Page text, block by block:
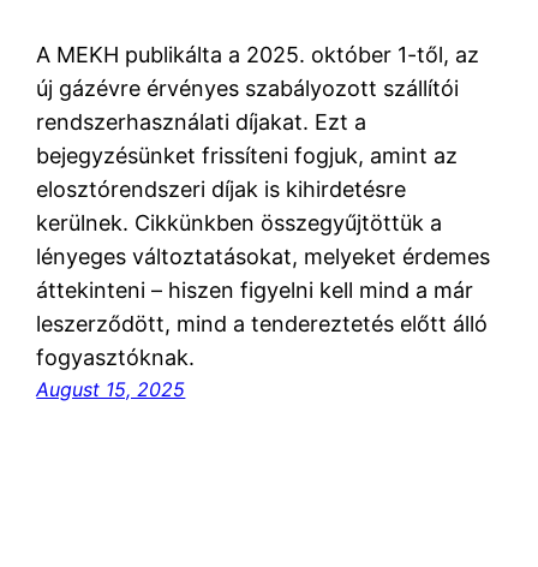
A MEKH publikálta a 2025. október 1-től, az
új gázévre érvényes szabályozott szállítói
rendszerhasználati díjakat. Ezt a
bejegyzésünket frissíteni fogjuk, amint az
elosztórendszeri díjak is kihirdetésre
kerülnek. Cikkünkben összegyűjtöttük a
lényeges változtatásokat, melyeket érdemes
áttekinteni – hiszen figyelni kell mind a már
leszerződött, mind a tendereztetés előtt álló
fogyasztóknak.
August 15, 2025